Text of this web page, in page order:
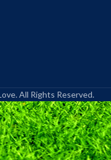
All Rights Reserved.